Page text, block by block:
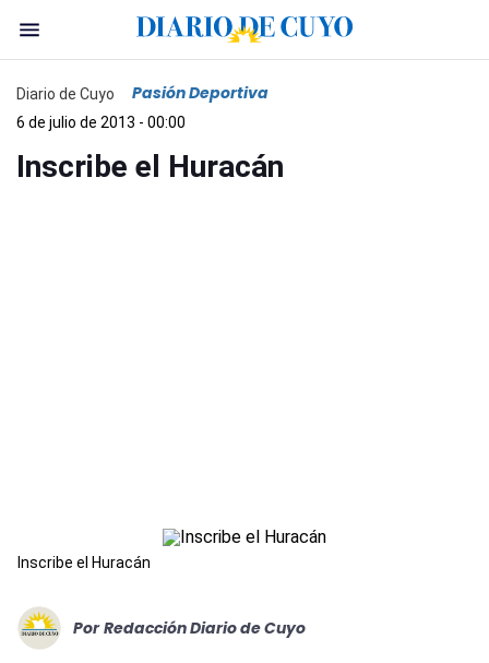
Diario de Cuyo Pasión Deportiva
6 de julio de 2013 - 00:00
Inscribe el Huracán
Inscribe el Huracán
Por Redacción Diario de Cuyo